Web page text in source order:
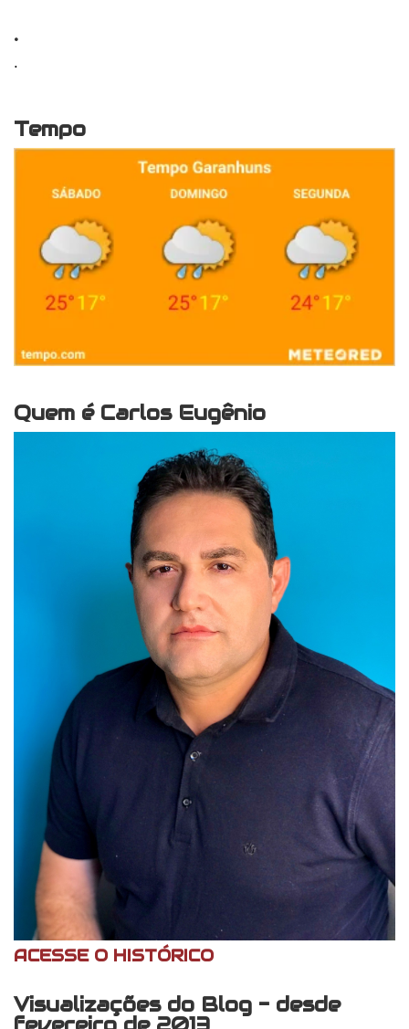
.
.
Tempo
Quem é Carlos Eugênio
ACESSE O HISTÓRICO
Visualizações do Blog - desde